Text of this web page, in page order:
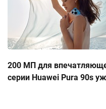
200 МП для
серии Huawei Pura 90s